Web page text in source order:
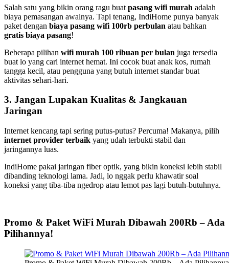
Salah satu yang bikin orang ragu buat pasang wifi murah adalah
biaya pemasangan awalnya. Tapi tenang, IndiHome punya banyak
paket dengan biaya pasang wifi 100rb perbulan atau bahkan
gratis biaya pasang!
Beberapa pilihan wifi murah 100 ribuan per bulan juga tersedia
buat lo yang cari internet hemat. Ini cocok buat anak kos, rumah
tangga kecil, atau pengguna yang butuh internet standar buat
aktivitas sehari-hari.
3. Jangan Lupakan Kualitas & Jangkauan
Jaringan
Internet kencang tapi sering putus-putus? Percuma! Makanya, pilih
internet provider terbaik yang udah terbukti stabil dan
jaringannya luas.
IndiHome pakai jaringan fiber optik, yang bikin koneksi lebih stabil
dibanding teknologi lama. Jadi, lo nggak perlu khawatir soal
koneksi yang tiba-tiba ngedrop atau lemot pas lagi butuh-butuhnya.
Promo & Paket WiFi Murah Dibawah 200Rb – Ada
Pilihannya!